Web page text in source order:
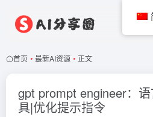
首页 • 最新AI资源 • 正文
gpt prompt engineer：
具|优化提示指令